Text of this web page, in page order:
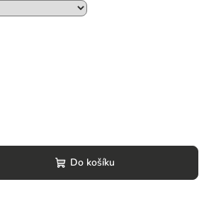
Do košíku